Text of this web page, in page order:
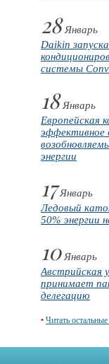
28Январь
Daikin
системы
18Январь
Европейская
эффективное
энергии
17Январь
Ледовый
50% энергии
10Январь
Австрийская
принимает
делегацию
• Читать